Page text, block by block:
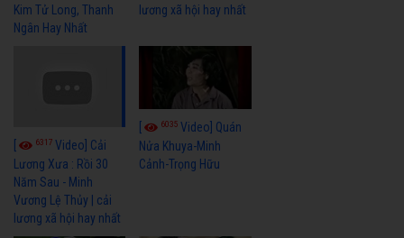
Kim Tử Long, Thanh
Ngân Hay Nhất
lương xã hội hay nhất
6317 Video] Cải
Lương Xưa : Rồi 30
Năm Sau - Minh
Vương Lệ Thủy | cải
lương xã hội hay nhất
6035Video] Quán
Nửa Khuya-Minh
Cảnh-Trọng Hữu